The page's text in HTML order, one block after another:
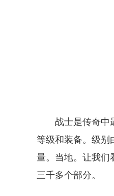
战士是传奇中最
等级和装备。级别
量。当地。让我们
三千多个部分。